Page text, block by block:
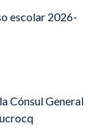
escolar 2026-
Cónsul General